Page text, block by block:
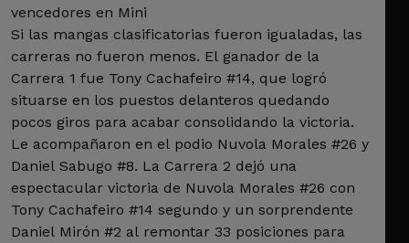
vencedores en Mini
Si las mangas clasificatorias fueron igualadas, las
carreras no fueron menos. El ganador de la
Carrera 1 fue Tony Cachafeiro #14, que logró
situarse en los puestos delanteros quedando
pocos giros para acabar consolidando la victoria.
Le acompañaron en el podio Nuvola Morales #26 y
Daniel Sabugo #8. La Carrera 2 dejó una
espectacular victoria de Nuvola Morales #26 con
Tony Cachafeiro #14 segundo y un sorprendente
Daniel Mirón #2 al remontar 33 posiciones para